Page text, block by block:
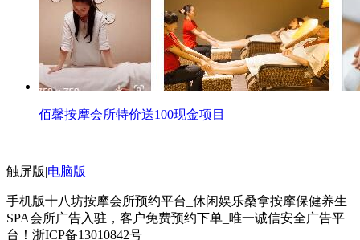
佰馨按摩会所特价送100现金项目
触屏版|电脑版
手机版十八坊按摩会所预约平台_休闲娱乐桑拿按摩保健养生
SPA会所广告入驻，客户免费预约下单_唯一诚信安全广告平
台！ 浙ICP备13010842号